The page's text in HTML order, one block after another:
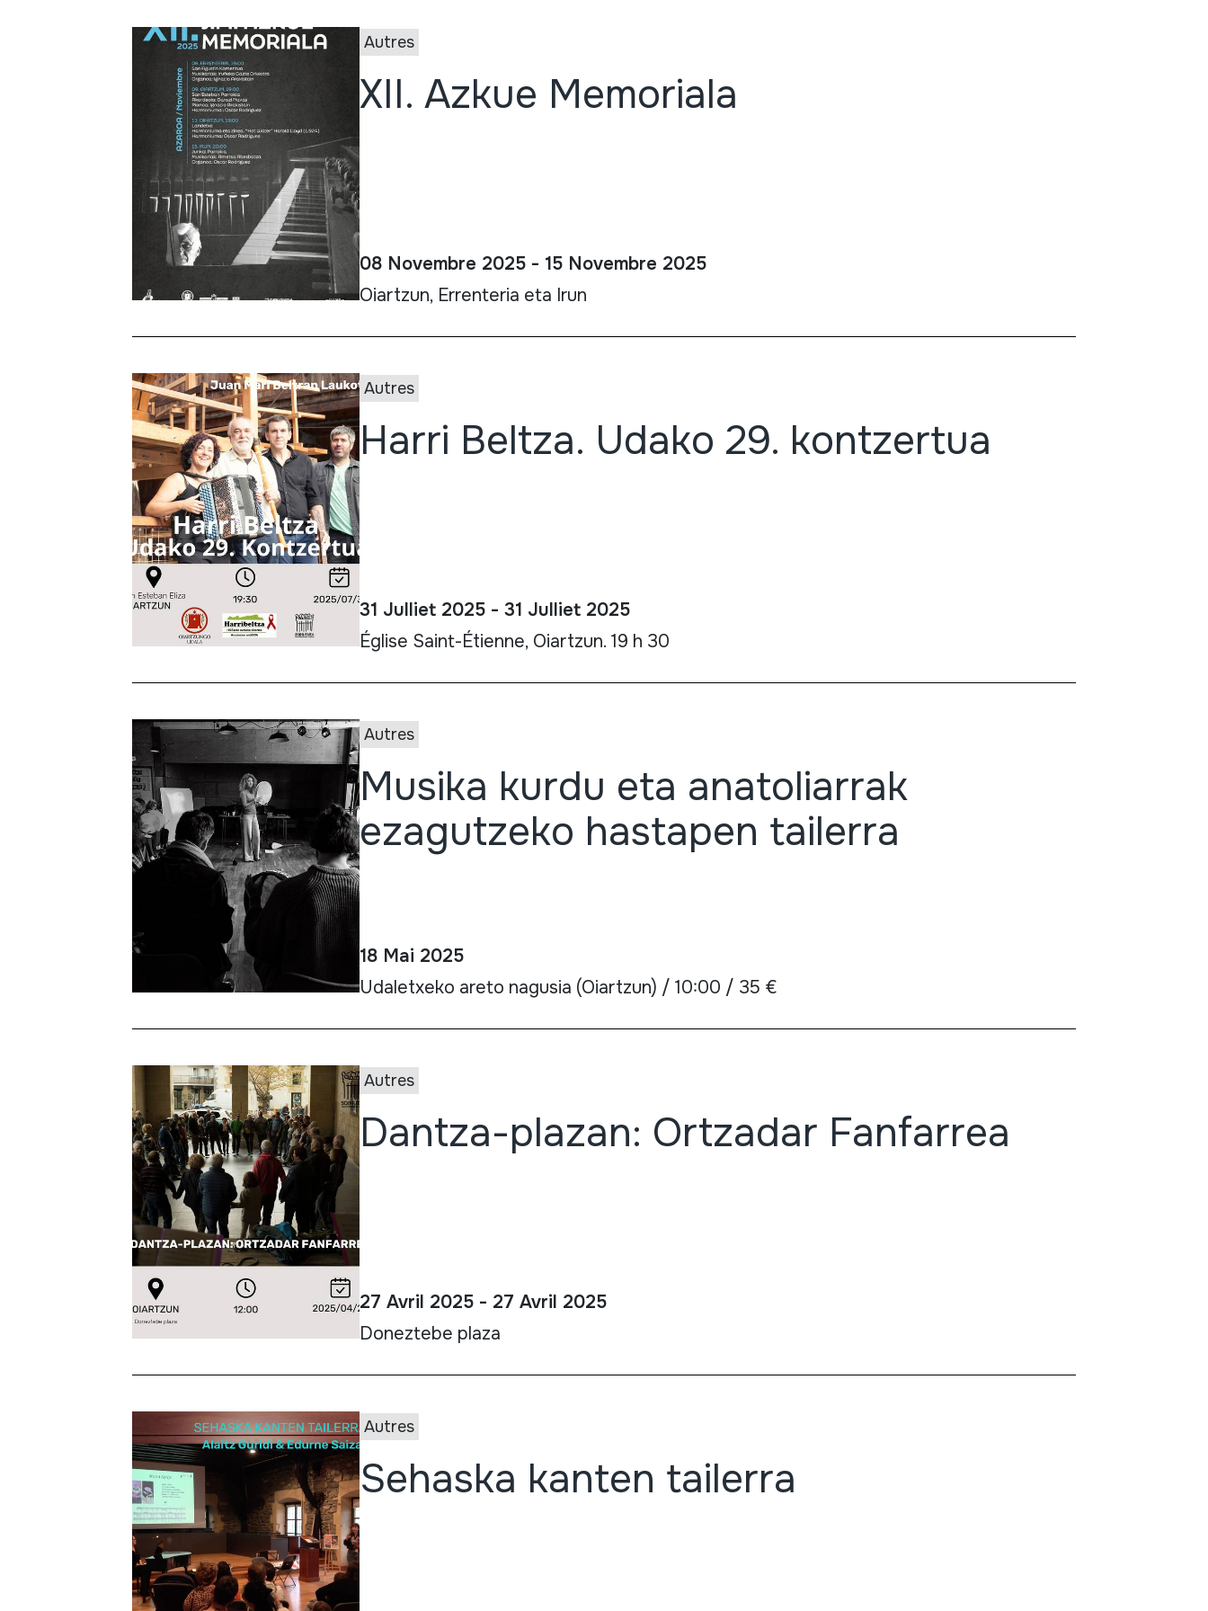
Autres
XII. Azkue Memoriala
08 Novembre 2025 - 15 Novembre 2025
Oiartzun, Errenteria eta Irun
Autres
Harri Beltza. Udako 29. kontzertua
31 Julliet 2025 - 31 Julliet 2025
Église Saint-Étienne, Oiartzun. 19 h 30
Autres
Musika kurdu eta anatoliarrak
ezagutzeko hastapen tailerra
18 Mai 2025
Udaletxeko areto nagusia (Oiartzun) / 10:00 / 35 €
Autres
Dantza-plazan: Ortzadar Fanfarrea
27 Avril 2025 - 27 Avril 2025
Doneztebe plaza
Autres
Sehaska kanten tailerra